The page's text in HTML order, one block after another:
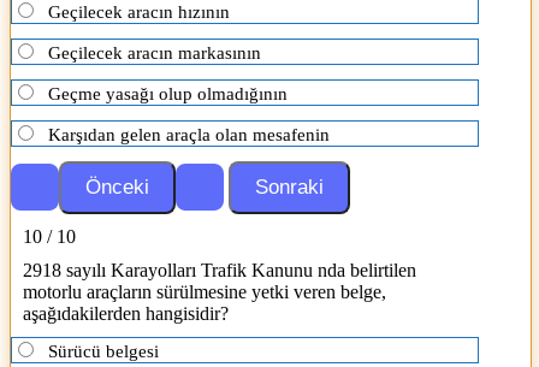
Geçilecek aracın hızının
Geçilecek aracın markasının
Geçme yasağı olup olmadığının
Karşıdan gelen araçla olan mesafenin
10 / 10
2918 sayılı Karayolları Trafik Kanunu nda belirtilen
motorlu araçların sürülmesine yetki veren belge,
aşağıdakilerden hangisidir?
Sürücü belgesi